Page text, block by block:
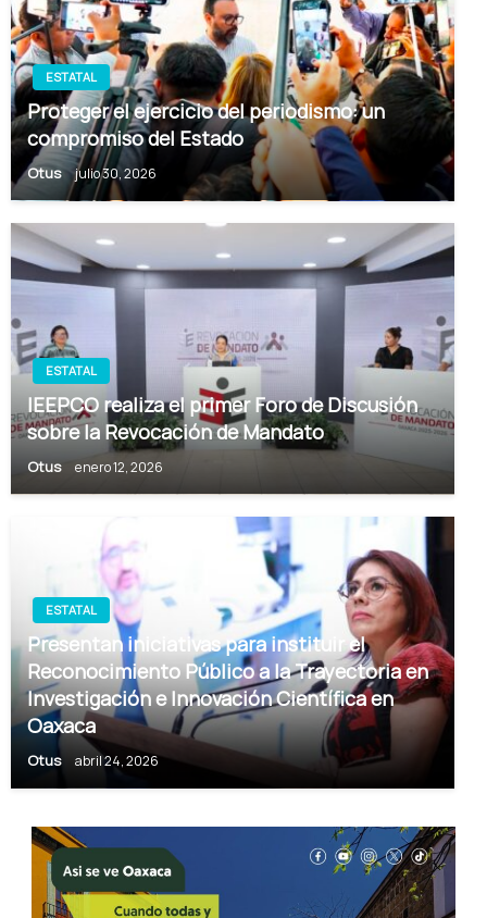
ESTATAL
Proteger el ejercicio del periodismo: un
compromiso del Estado
Otus julio 30, 2026
ESTATAL
IEEPCO realiza el primer Foro de Discusión
sobre la Revocación de Mandato
Otus enero 12, 2026
ESTATAL
Presentan iniciativas para instituir el
Reconocimiento Público a la Trayectoria en
Investigación e Innovación Científica en
Oaxaca
Otus abril 24, 2026